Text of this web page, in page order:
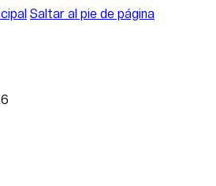
Saltar al pie de página